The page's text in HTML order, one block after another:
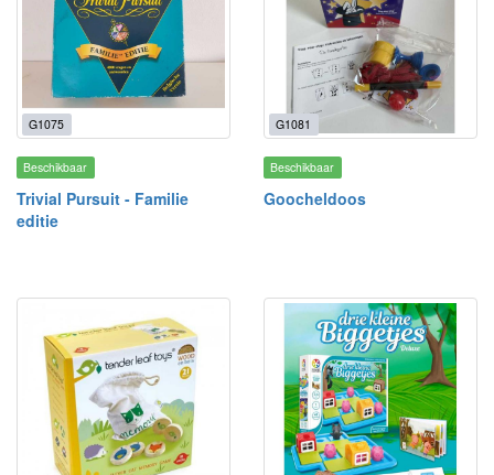
G1075
Beschikbaar
Trivial Pursuit - Familie
editie
G1081
Beschikbaar
Goocheldoos